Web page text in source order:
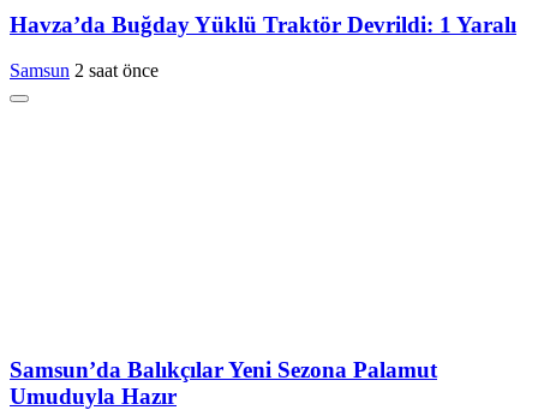
Havza’da Buğday Yüklü Traktör Devrildi: 1 Yaralı
Samsun 2 saat önce
Samsun’da Balıkçılar Yeni Sezona Palamut
Umuduyla Hazır